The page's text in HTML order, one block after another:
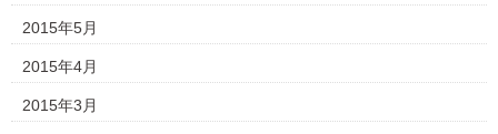
2015年5月
2015年4月
2015年3月